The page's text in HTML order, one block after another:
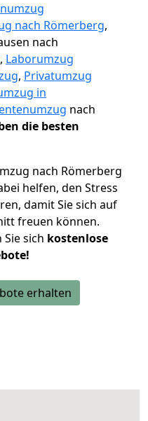
nach Römerberg,
nach
, Laborumzug
, Privatumzug
in
nach
die besten
nach Römerberg
helfen, den Stress
damit Sie sich auf
freuen können.
sich kostenlose
erhalten